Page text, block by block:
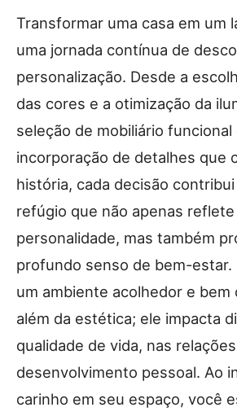
Transformar uma casa em um
uma jornada contínua de
personalização. Desde a
das cores e a otimização da
seleção de mobiliário funcional
incorporação de detalhes que
história, cada decisão
refúgio que não apenas reflete
personalidade, mas também
profundo senso de bem-estar.
um ambiente acolhedor e bem
além da estética; ele impacta
qualidade de vida, nas
desenvolvimento pessoal. Ao
carinho em seu espaço, você